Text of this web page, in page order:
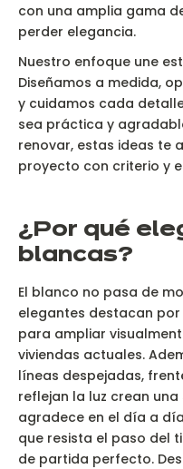
con una amplia gama
perder elegancia.
Nuestro enfoque une
Diseñamos a medida,
y cuidamos cada
sea práctica y
renovar, estas ideas te
proyecto con criterio y
¿Por qué
blancas?
El blanco no pasa de
elegantes destacan
para ampliar
viviendas actuales.
líneas despejadas,
reflejan la luz crean
agradece en el día a
que resista el paso del
de partida perfecto.